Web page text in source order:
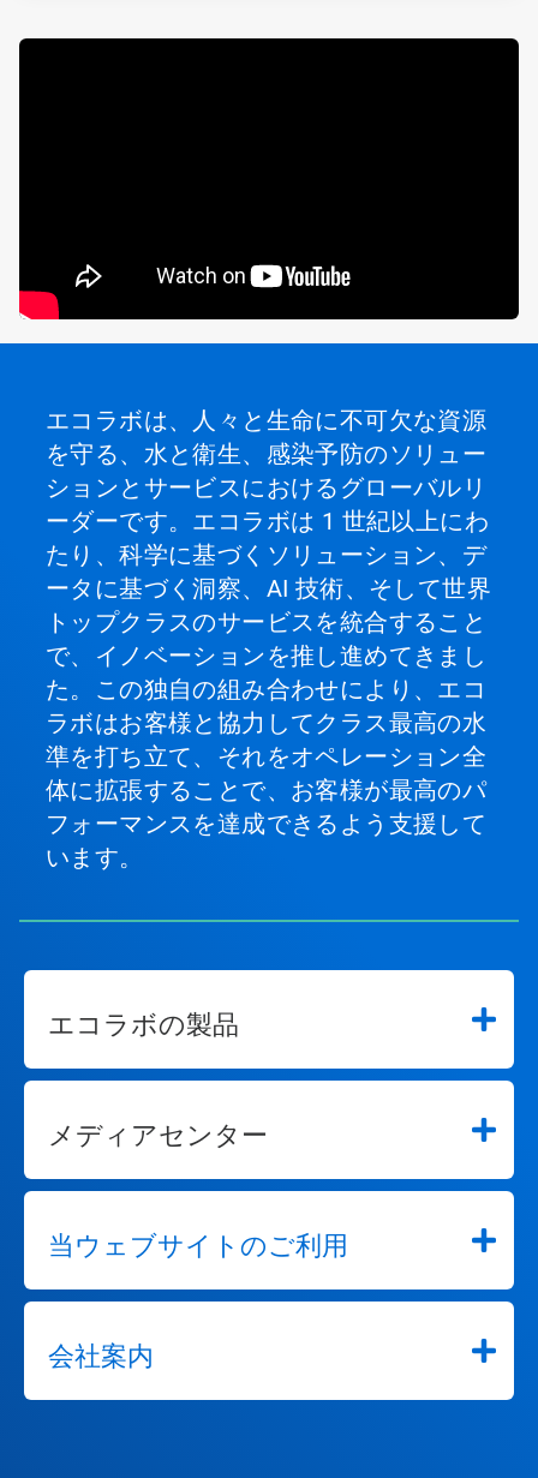
エコラボは、人々と生命に不可欠な資源
を守る、水と衛生、感染予防のソリュー
ションとサービスにおけるグローバルリ
ーダーです。エコラボは 1 世紀以上にわ
たり、科学に基づくソリューション、デ
ータに基づく洞察、AI 技術、そして世界
トップクラスのサービスを統合すること
で、イノベーションを推し進めてきまし
た。この独自の組み合わせにより、エコ
ラボはお客様と協力してクラス最高の水
準を打ち立て、それをオペレーション全
体に拡張することで、お客様が最高のパ
フォーマンスを達成できるよう支援して
います。
エコラボの製品
メディアセンター
当ウェブサイトのご利用
会社案内